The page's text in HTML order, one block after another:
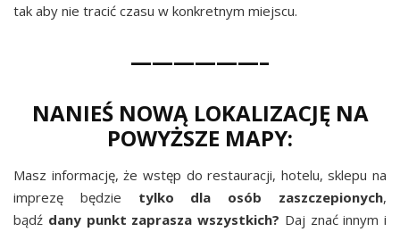
tak aby nie tracić czasu w konkretnym miejscu.
——————–
NANIEŚ NOWĄ LOKALIZACJĘ NA
POWYŻSZE MAPY:
Masz informację, że wstęp do restauracji, hotelu, sklepu na
imprezę będzie tylko dla osób zaszczepionych,
bądź dany punkt zaprasza wszystkich? Daj znać innym i